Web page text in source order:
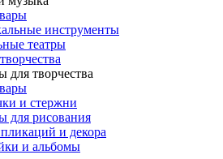
инструменты
театры
для творчества
и стержни
для рисования
и декора
и альбомы